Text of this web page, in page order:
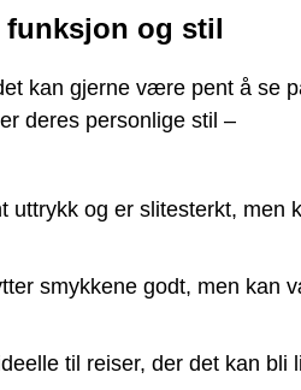
funksjon og stil
kan gjerne være pent å se
deres personlige stil –
uttrykk og er slitesterkt, men
smykkene godt, men kan
til reiser, der det kan bli